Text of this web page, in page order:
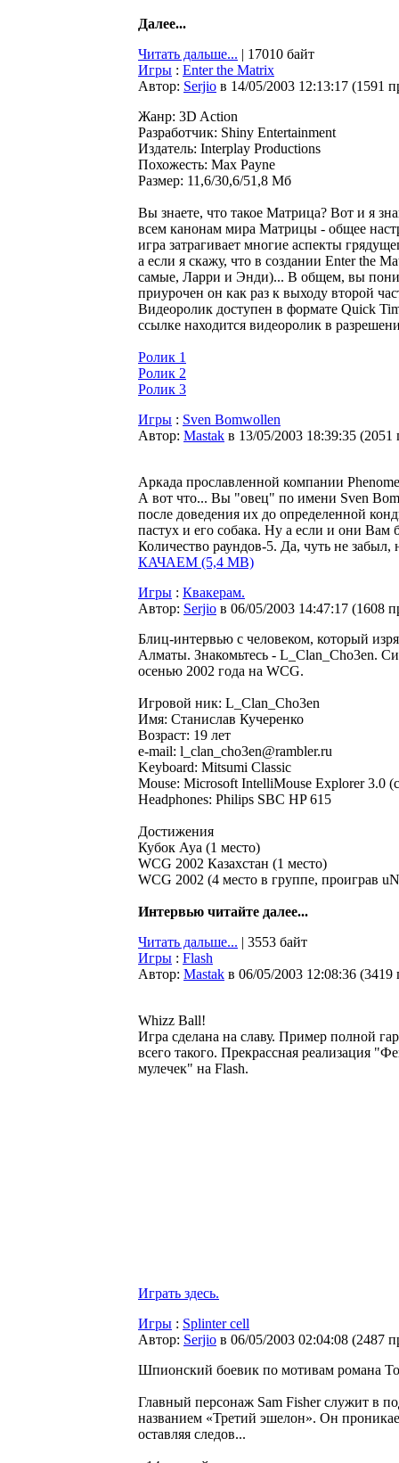
Далее...
Читать дальше... | 17010 байт
Игры : Enter the Matrix
Автор: Serjio в 14/05/2003 12:13:17 (1591
Жанр: 3D Action
Разработчик: Shiny Entertainment
Издатель: Interplay Productions
Похожесть: Max Payne
Размер: 11,6/30,6/51,8 Мб
Вы знаете, что такое Матрица? Вот и я
всем канонам мира Матрицы - общее
игра затрагивает многие аспекты
а если я скажу, что в создании Enter the
самые, Ларри и Энди)... В общем, вы
приурочен он как раз к выходу второй
Видеоролик доступен в формате Quick
ссылке находится видеоролик в
Ролик 1
Ролик 2
Ролик 3
Игры : Sven Bomwollen
Автор: Мastak в 13/05/2003 18:39:35 (2051
Аркада прославленной компании
А вот что... Вы "овец" по имени Sven
после доведения их до определенной
пастух и его собака. Ну а если и они Вам
Количество раундов-5. Да, чуть не
КАЧАЕМ (5,4 МВ)
Игры : Квакерам.
Автор: Serjio в 06/05/2003 14:47:17 (1608
Блиц-интервью с человеком, который
Алматы. Знакомьтесь - L_Clan_Cho3en.
осенью 2002 года на WCG.
Игровой ник: L_Clan_Cho3en
Имя: Станислав Кучеренко
Возраст: 19 лет
e-mail: l_clan_cho3en@rambler.ru
Keyboard: Mitsumi Classic
Mouse: Microsoft IntelliMouse Explorer 3.0
Headphones: Philips SBC HP 615
Достижения
Кубок Aya (1 место)
WCG 2002 Казахстан (1 место)
WCG 2002 (4 место в группе, проиграв
Интервью читайте далее...
Читать дальше... | 3553 байт
Игры : Flash
Автор: Мastak в 06/05/2003 12:08:36 (3419
Whizz Ball!
Игра сделана на славу. Пример полной
всего такого. Прекрассная реализация
мулечек" на Flash.
Играть здесь.
Игры : Splinter cell
Автор: Serjio в 06/05/2003 02:04:08 (2487
Шпионский боевик по мотивам романа
Главный персонаж Sam Fisher служит в
названием «Третий эшелон». Он
оставляя следов...